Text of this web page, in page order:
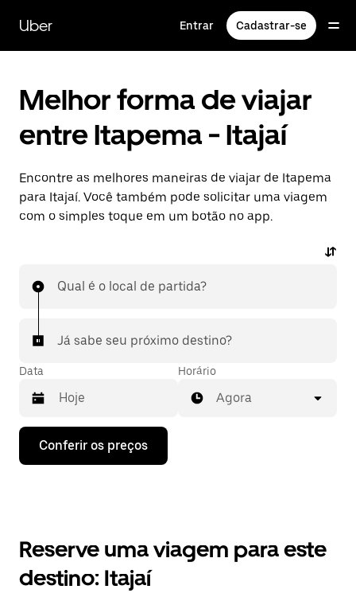
para
conteúdo
Uber Entrar Cadastrar-se
Melhor forma de viajar
entre Itapema - Itajaí
Encontre as melhores maneiras de viajar de Itapema
para Itajaí. Você também pode solicitar uma viagem
com o simples toque em um botão no app.
Qual é o local de partida?
Já sabe seu próximo destino?
Data
Pressione
seta
o
e
Horário
Agora
Conferir os preços
Reserve uma viagem para este
destino: Itajaí